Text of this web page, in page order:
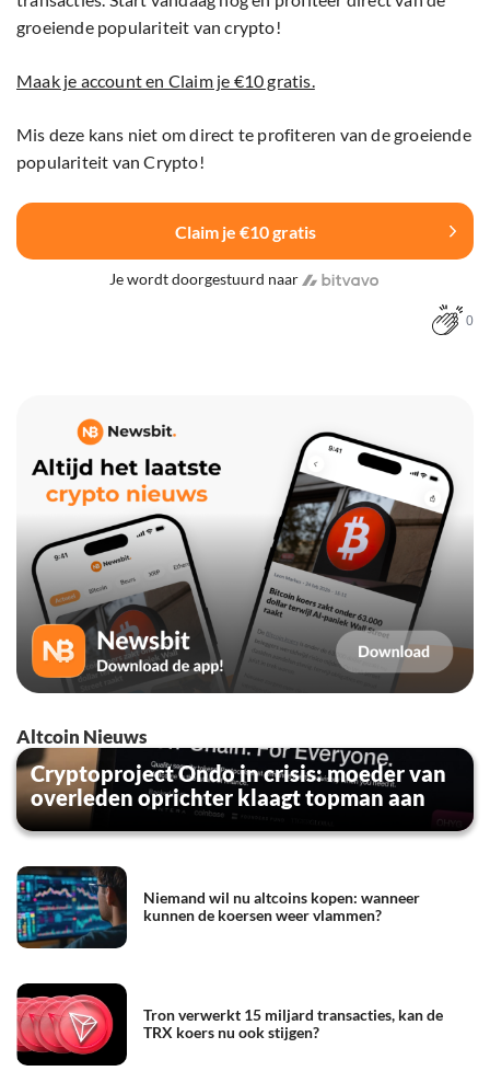
groeiende populariteit van crypto!
Maak je account en Claim je €10 gratis.
Mis deze kans niet om direct te profiteren van de groeiende
populariteit van Crypto!
Claim je €10 gratis
Je wordt doorgestuurd naar
0
Altcoin Nieuws
Cryptoproject Ondo in crisis: moeder van
overleden oprichter klaagt topman aan
Niemand wil nu altcoins kopen: wanneer
kunnen de koersen weer vlammen?
Tron verwerkt 15 miljard transacties, kan de
TRX koers nu ook stijgen?